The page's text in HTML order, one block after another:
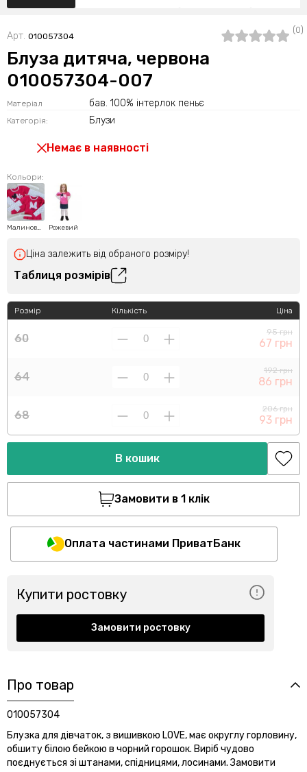
Арт. 010057304
(0)
Блуза дитяча, червона
010057304-007
Матеріал бав. 100% інтерлок пеньє
Категорія: Блузи
Немає в наявності
Кольори:
Малиновий Рожевий
Ціна залежить від обраного розміру!
Таблиця розмірів
Розмір
60
64
68
Кількість Ціна
95 грн
67 грн
192 грн
86 грн
206 грн
93 грн
В кошик
Замовити в 1 клік
Оплата частинами ПриватБанк
Купити ростовку
Замовити ростовку
Про товар
010057304
Блузка для дівчаток, з вишивкою LOVE, має округлу горловину,
обшиту білою бейкою в чорний горошок. Виріб чудово
поєднується зі штанами, спідницями, лосинами. Замовити